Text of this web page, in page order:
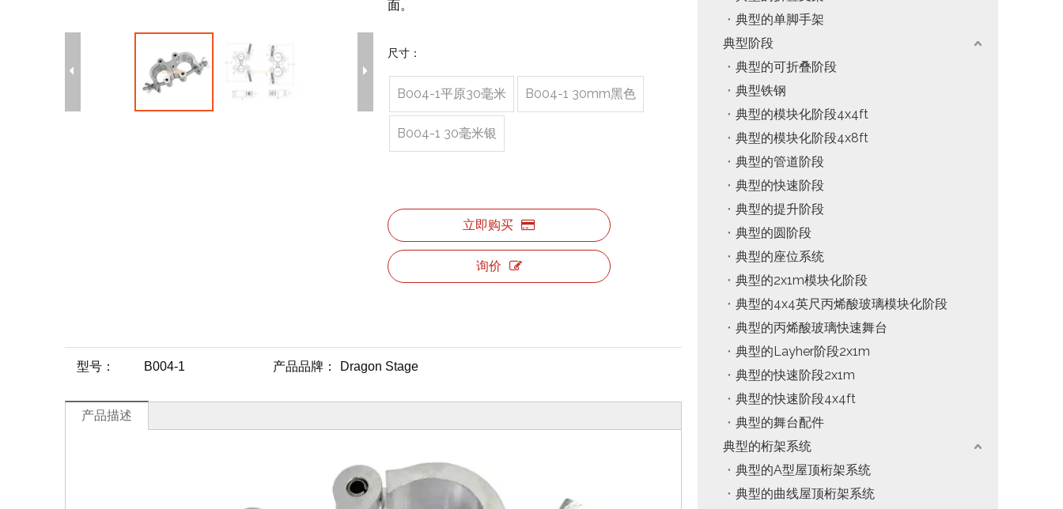
舞台工具和配件
事件帐篷价格
铝制支架价格
面。
尺寸：
B004-1平原30毫米 B004-1 30mm黑色
B004-1 30毫米银
立即购买
询价
型号： B004-1 产品品牌： Dragon Stage
产品描述
典型的单脚手架
典型阶段
典型的可折叠阶段
典型铁钢
典型的模块化阶段4x4ft
典型的模块化阶段4x8ft
典型的管道阶段
典型的快速阶段
典型的提升阶段
典型的圆阶段
典型的座位系统
典型的2x1m模块化阶段
典型的4x4英尺丙烯酸玻璃模块化阶段
典型的丙烯酸玻璃快速舞台
典型的Layher阶段2x1m
典型的快速阶段2x1m
典型的快速阶段4x4ft
典型的舞台配件
典型的桁架系统
典型的A型屋顶桁架系统
典型的曲线屋顶桁架系统